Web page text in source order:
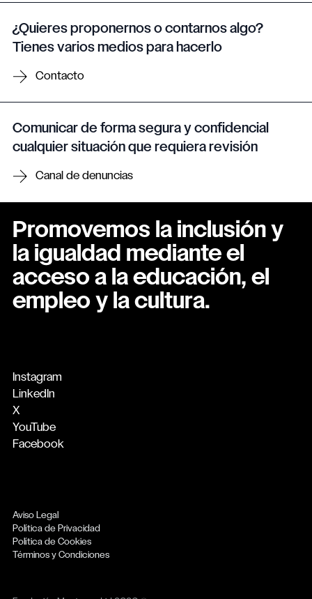
¿Quieres proponernos o contarnos algo?
Tienes varios medios para hacerlo
Contacto
Comunicar de forma segura y confidencial
cualquier situación que requiera revisión
Canal de denuncias
Promovemos la inclusión y
la igualdad mediante el
acceso a la educación, el
empleo y la cultura.
Instagram
LinkedIn
X
YouTube
Facebook
Aviso Legal
Política de Privacidad
Política de Cookies
Términos y Condiciones